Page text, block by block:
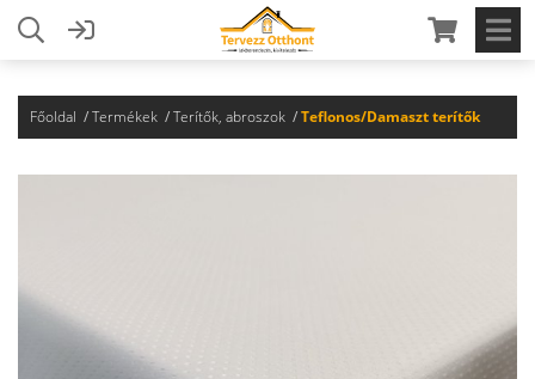
Főoldal Termékek Terítők, abroszok Teflonos/Damaszt terítők